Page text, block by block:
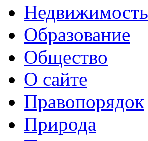
Недвижимость
Образование
Общество
О сайте
Правопорядок
Природа